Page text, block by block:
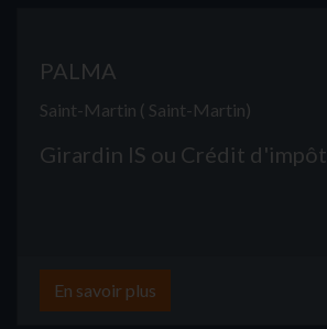
PALMA
Saint-Martin ( Saint-Martin)
Girardin IS ou Crédit d'impôt
En savoir plus